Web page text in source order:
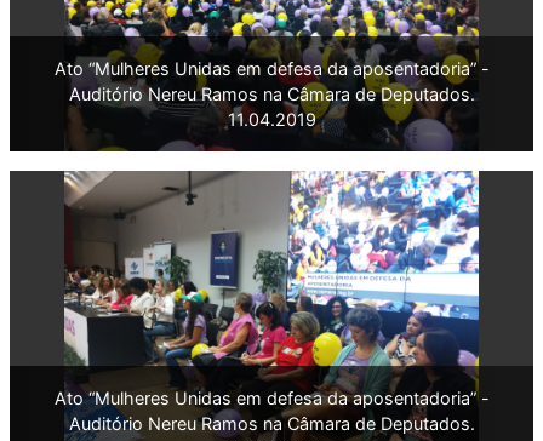
Ato “Mulheres Unidas em defesa da aposentadoria” -
Auditório Nereu Ramos na Câmara de Deputados.
11.04.2019
Ato “Mulheres Unidas em defesa da aposentadoria” -
Auditório Nereu Ramos na Câmara de Deputados.